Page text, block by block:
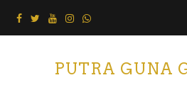
PUTRA GUNA